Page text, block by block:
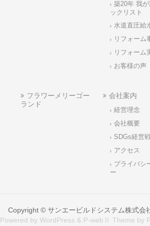
築20年 我が
ックリスト
水道直圧給
リフォーム
リフォーム
お客様の声
フラワーメリーゴー
ランド
会社案内
経営理念
会社概要
SDGs経営
アクセス
プライバシ
ー
Copyright © サンエービルドシステム株式会
Powered by WordPress & P-webⅡ Theme by